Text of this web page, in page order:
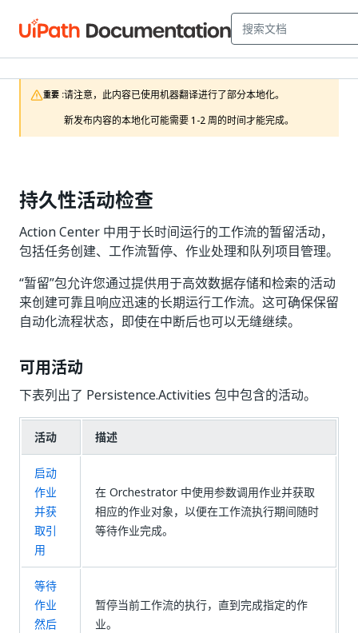
重要 :请注意，此内容已使用机器翻译进行了部分本地化。
新发布内容的本地化可能需要 1-2 周的时间才能完成。
持久性活动检查
Action Center 中用于长时间运行的工作流的暂留活动，
包括任务创建、工作流暂停、作业处理和队列项目管理。
“暂留”包允许您通过提供用于高效数据存储和检索的活动
来创建可靠且响应迅速的长期运行工作流。这可确保保留
自动化流程状态，即使在中断后也可以无缝继续。
可用活动
下表列出了 Persistence.Activities 包中包含的活动。
活动 描述
启动
作业
并获
取引
用
在 Orchestrator 中使用参数调用作业并获取
相应的作业对象，以便在工作流执行期间随时
等待作业完成。
等待
作业
然后
暂停当前工作流的执行，直到完成指定的作
业。